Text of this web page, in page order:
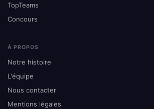
TopTeams
Concours
À PROPOS
Notre histoire
L'équipe
Nous contacter
Mentions légales